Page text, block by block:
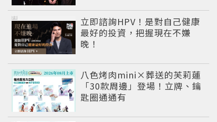
立即諮詢HPV！是對自己健康
最好的投資，把握現在不嫌
晚！
PR
八色烤肉mini×葬送的芙莉蓮
「30款周邊」登場！立牌、鑰
匙圈通通有